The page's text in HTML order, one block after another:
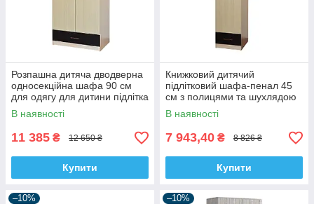
Розпашна дитяча дводверна
односекційна шафа 90 см
для одягу для дитини підлітка
хлопчика Макс Летро
В наявності
11 385 ₴ 12 650 ₴
Купити
Книжковий дитячий
підлітковий шафа-пенал 45
см з полицями та шухлядою
для кімнати хлопчика підлітка
Макс Летро
В наявності
7 943,40 ₴ 8 826 ₴
Купити
–10% –10%